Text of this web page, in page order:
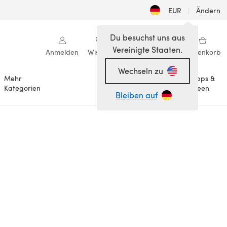
EUR | Ändern
Anmelden Wishlist Meine Bibliothek Warenkorb
Mehr
Kategorien
Anlässe
Tipps &
Ideen
Du besuchst uns aus
Vereinigte Staaten.
Wechseln zu
Bleiben auf